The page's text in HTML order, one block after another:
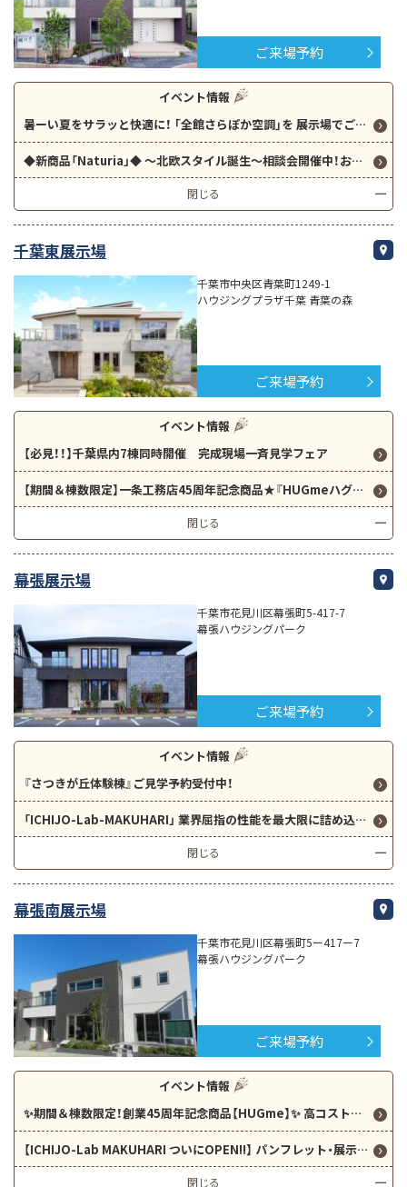
ご来場予約
イベント情報
暑ーい夏をサラッと快適に！ ｢全館さらぽか空調｣を 展示場でご体感ください！
◆新商品「Naturia」◆ ～北欧スタイル誕生～相談会開催中！お気軽にご予約ください！
閉じる
千葉東展示場
千葉市中央区青葉町1249-1
ハウジングプラザ千葉 青葉の森
ご来場予約
イベント情報
【必見！！】千葉県内7棟同時開催 完成現場一斉見学フェア
【期間＆棟数限定】一条工務店45周年記念商品★『HUGmeハグミー』★本体価格1,490万円～（税込1,639万円～）
閉じる
幕張展示場
千葉市花見川区幕張町5-417-7
幕張ハウジングパーク
ご来場予約
イベント情報
『さつきが丘体験棟』ご見学予約受付中！
「ICHIJO-Lab-MAKUHARI」 業界屈指の性能を最大限に詰め込んだ大型体験施設。
閉じる
幕張南展示場
千葉市花見川区幕張町5ー417ー7
幕張ハウジングパーク
ご来場予約
イベント情報
✨期間＆棟数限定！創業45周年記念商品【HUGme】✨ 高コストパフォーマンスの新商品となっております！ 気になる価格、設備、性能、なんでも相談会開催中！！
【ICHIJO-Lab MAKUHARI ついにOPEN!!】 パンフレット・展示場だけではお伝えしきれない“住み心地”を、ぜひご体感ください！
閉じる